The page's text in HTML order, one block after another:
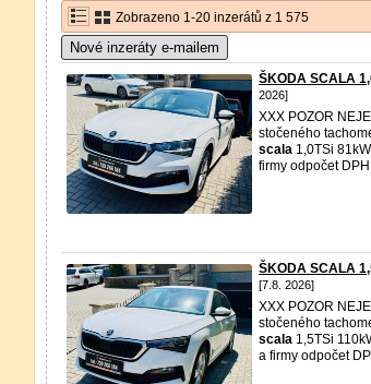
Zobrazeno 1-20 inzerátů z 1 575
Nové inzeráty e-mailem
ŠKODA SCALA
2026]
XXX POZOR
stočeného
scala 1,0TSi
firmy odpočet
ŠKODA SCALA
[7.8. 2026]
XXX POZOR
stočeného
scala 1,5TSi
a firmy odpočet